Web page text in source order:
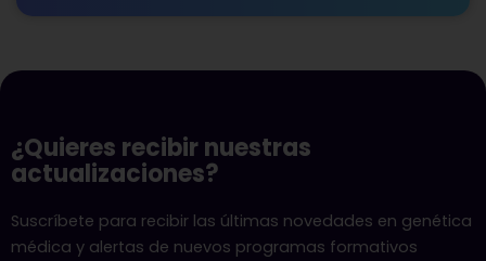
¿Quieres recibir nuestras
actualizaciones?
Suscríbete para recibir las últimas novedades en genética
médica y alertas de nuevos programas formativos